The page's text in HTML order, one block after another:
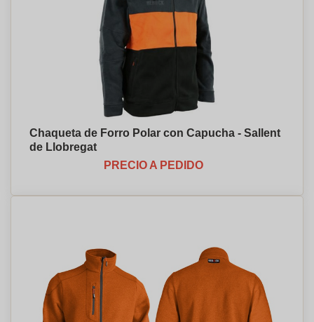
Chaqueta de Forro Polar con Capucha - Sallent
de Llobregat
PRECIO A PEDIDO